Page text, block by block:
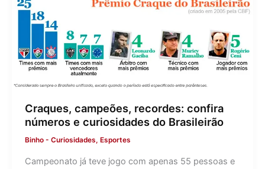
Craques, campeões, recordes: confira
números e curiosidades do Brasileirão
Binho - Curiosidades, Esportes
Campeonato já teve jogo com apenas 55 pessoas e